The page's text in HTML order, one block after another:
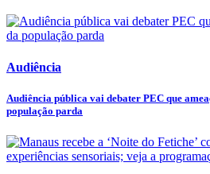
Audiência
Audiência pública vai debater PEC que
população parda